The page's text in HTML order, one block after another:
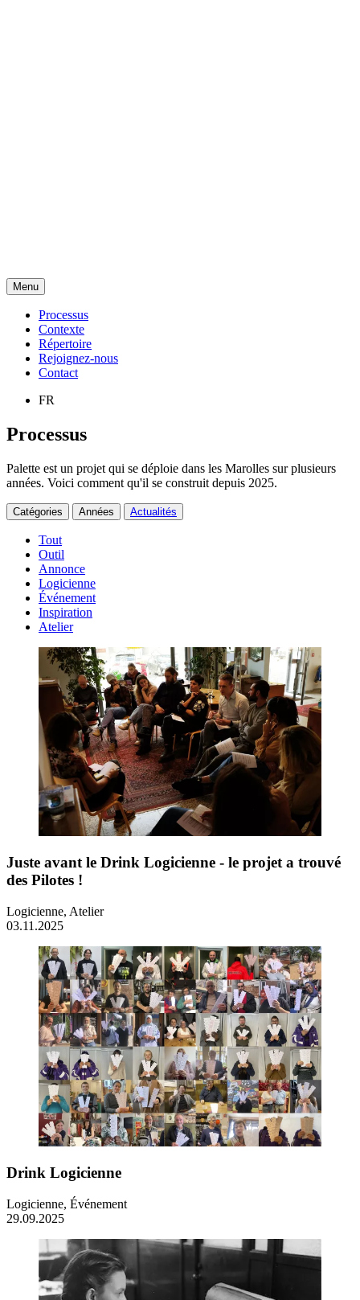
Menu
Processus
Contexte
Répertoire
Rejoignez-nous
Contact
FR
Processus
Palette est un projet qui se déploie dans les Marolles sur plusieurs
années. Voici comment qu'il se construit depuis 2025.
Catégories Années Actualités
Tout
Outil
Annonce
Logicienne
Événement
Inspiration
Atelier
Juste avant le Drink Logicienne - le projet a trouvé
des Pilotes !
Logicienne, Atelier
03.11.2025
Drink Logicienne
Logicienne, Événement
29.09.2025